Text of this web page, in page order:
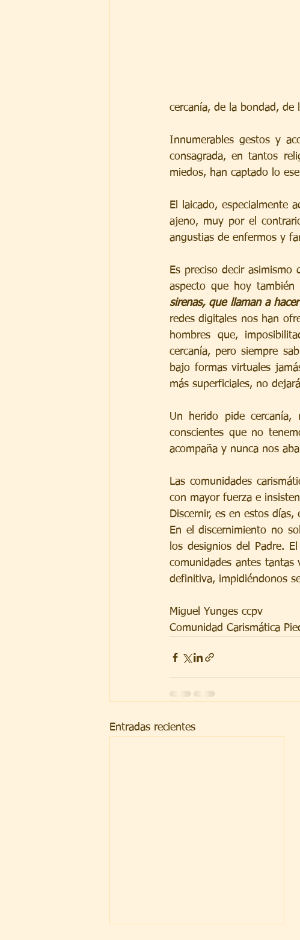
cercanía, de la bondad, de
Innumerables gestos y
consagrada, en tantos
miedos, han captado lo
El laicado, especialmente
ajeno, muy por el
angustias de enfermos y
Es preciso decir
aspecto que hoy también
sirenas, que llaman a
redes digitales nos han
hombres que,
cercanía, pero siempre
bajo formas virtuales
más superficiales, no
Un herido pide
conscientes que no
acompaña y nunca nos
Las comunidades
con mayor fuerza e
Discernir, es en estos
En el discernimiento no
los designios del Padre.
comunidades antes
definitiva, impidiéndonos
Miguel Yunges ccpv
Comunidad Carismática
Entradas recientes